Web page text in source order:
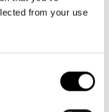
from your use
Teatern
1988 (med Henrik